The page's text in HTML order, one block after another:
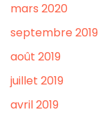
mars 2020
septembre 2019
août 2019
juillet 2019
avril 2019